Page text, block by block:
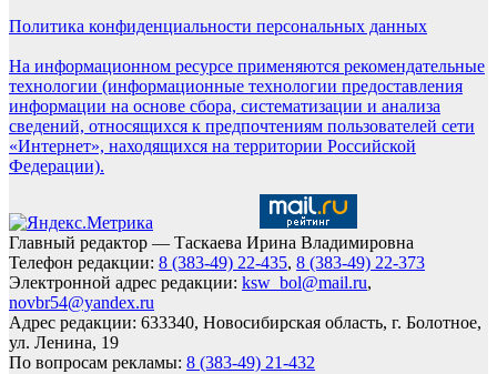
Политика конфиденциальности персональных данных
На информационном ресурсе применяются рекомендательные
технологии (информационные технологии предоставления
информации на основе сбора, систематизации и анализа
сведений, относящихся к предпочтениям пользователей сети
«Интернет», находящихся на территории Российской
Федерации).
Главный редактор — Таскаева Ирина Владимировна
Телефон редакции: 8 (383-49) 22-435, 8 (383-49) 22-373
Электронной адрес редакции: ksw_bol@mail.ru,
novbr54@yandex.ru
Адрес редакции: 633340, Новосибирская область, г. Болотное,
ул. Ленина, 19
По вопросам рекламы: 8 (383-49) 21-432